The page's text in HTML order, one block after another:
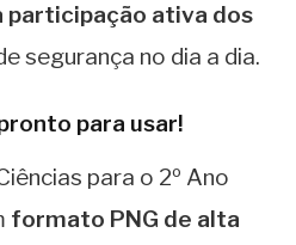
participação ativa dos
segurança no dia a dia.
para usar!
para o 2º Ano
formato PNG de alta